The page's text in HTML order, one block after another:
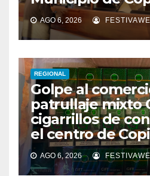
AGO 6, 2026
REGIONAL
Golpe al
patrullaje mixto
cigarrillos de
el centro de
AGO 6, 2026